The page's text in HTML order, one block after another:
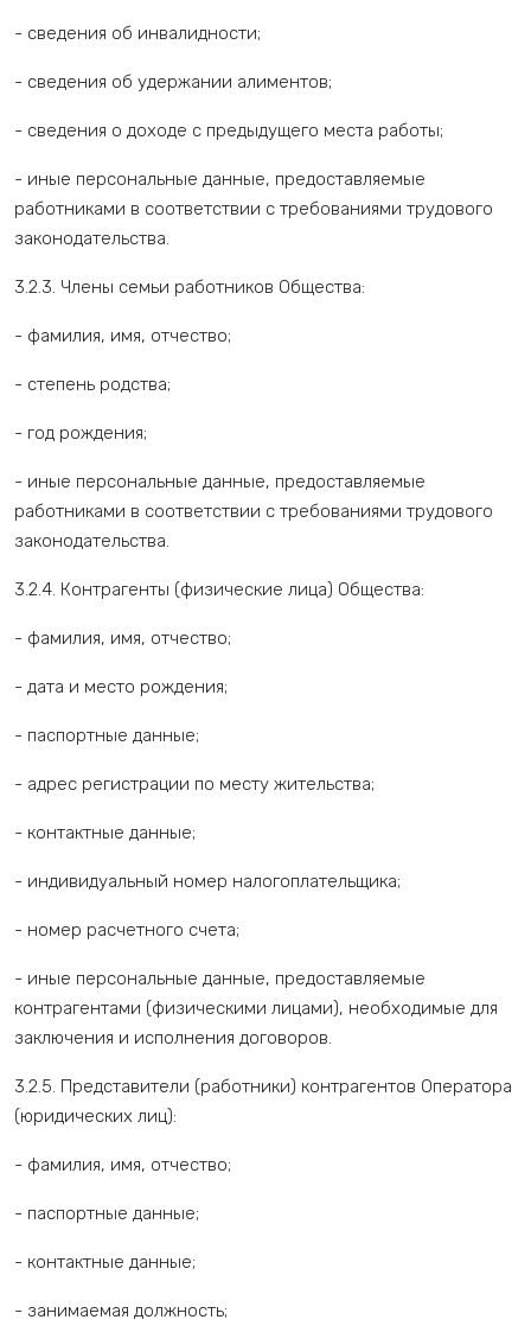
- сведения об инвалидности;
- сведения об удержании алиментов;
- сведения о доходе с предыдущего места работы;
- иные персональные данные, предоставляемые
работниками в соответствии с требованиями трудового
законодательства.
3.2.3. Члены семьи работников Общества:
- фамилия, имя, отчество;
- степень родства;
- год рождения;
- иные персональные данные, предоставляемые
работниками в соответствии с требованиями трудового
законодательства.
3.2.4. Контрагенты (физические лица) Общества:
- фамилия, имя, отчество;
- дата и место рождения;
- паспортные данные;
- адрес регистрации по месту жительства;
- контактные данные;
- индивидуальный номер налогоплательщика;
- номер расчетного счета;
- иные персональные данные, предоставляемые
контрагентами (физическими лицами), необходимые для
заключения и исполнения договоров.
3.2.5. Представители (работники) контрагентов Оператора
(юридических лиц):
- фамилия, имя, отчество;
- паспортные данные;
- контактные данные;
- занимаемая должность;